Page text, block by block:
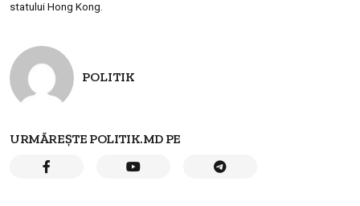
statului Hong Kong.
POLITIK
URMĂREȘTE POLITIK.MD PE